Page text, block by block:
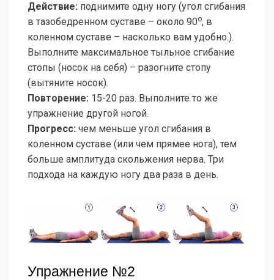
Действие: поднимите одну ногу (угол сгибания
в тазобедренном суставе – около 90о, в
коленном суставе – насколько вам удобно.).
Выполните максимальное тыльное сгибание
стопы (носок на себя) – разогните стопу
(вытяните носок).
Повторение: 15-20 раз. Выполните то же
упражнение другой ногой.
Прогресс: чем меньше угол сгибания в
коленном суставе (или чем прямее нога), тем
больше амплитуда скольжения нерва. Три
подхода на каждую ногу два раза в день.
Упражнение №2